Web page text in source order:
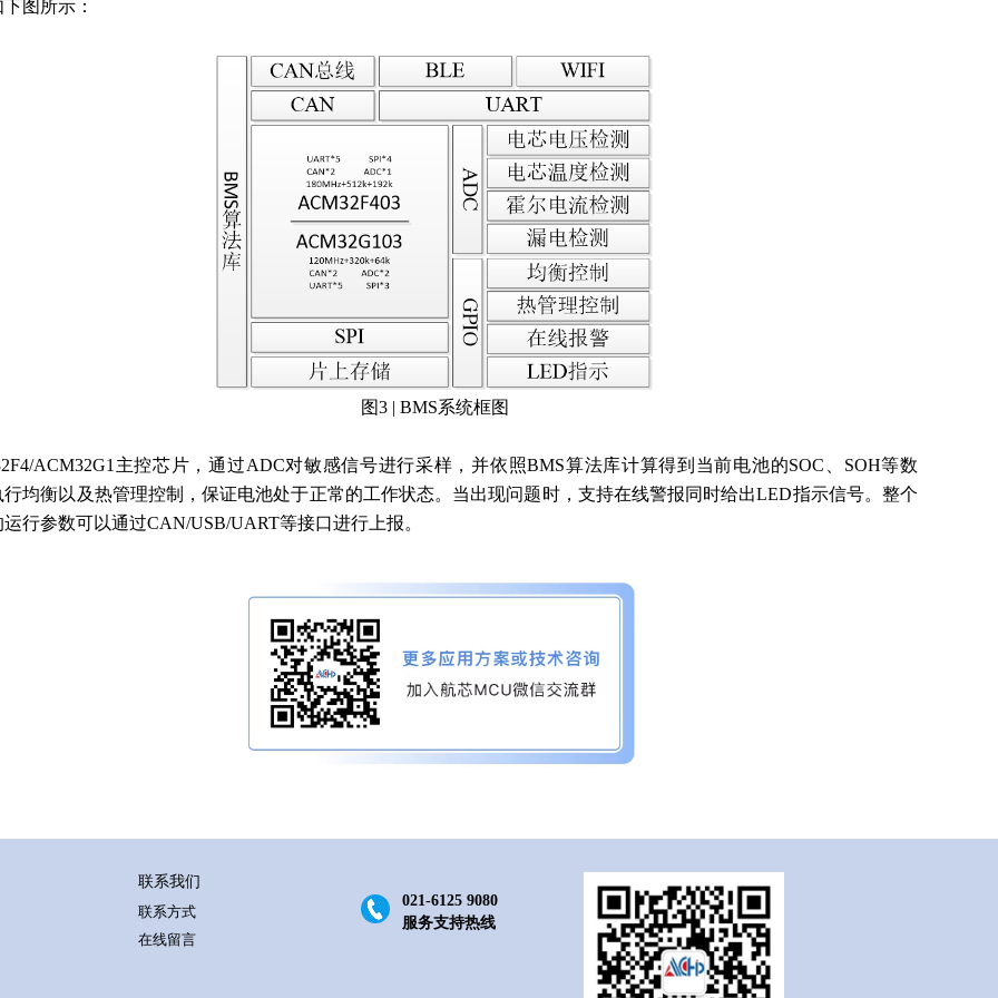
图所示：
图3 | BMS系统框图
ACM32G1主控芯片，通过ADC对敏感信号进行采样，并依照BMS算法库计算得到当前电池的SOC、SOH等数
行均衡以及热管理控制，保证电池处于正常的工作状态。当出现问题时，支持在线警报同时给出LED指示信号。整个
运行参数可以通过CAN/USB/UART等接口进行上报。
联系我们
联系方式
在线留言
021-6125 9080
服务支持热线